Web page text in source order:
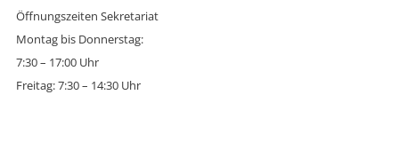
Öffnungszeiten Sekretariat
Montag bis Donnerstag:
7:30 – 17:00 Uhr
Freitag: 7:30 – 14:30 Uhr